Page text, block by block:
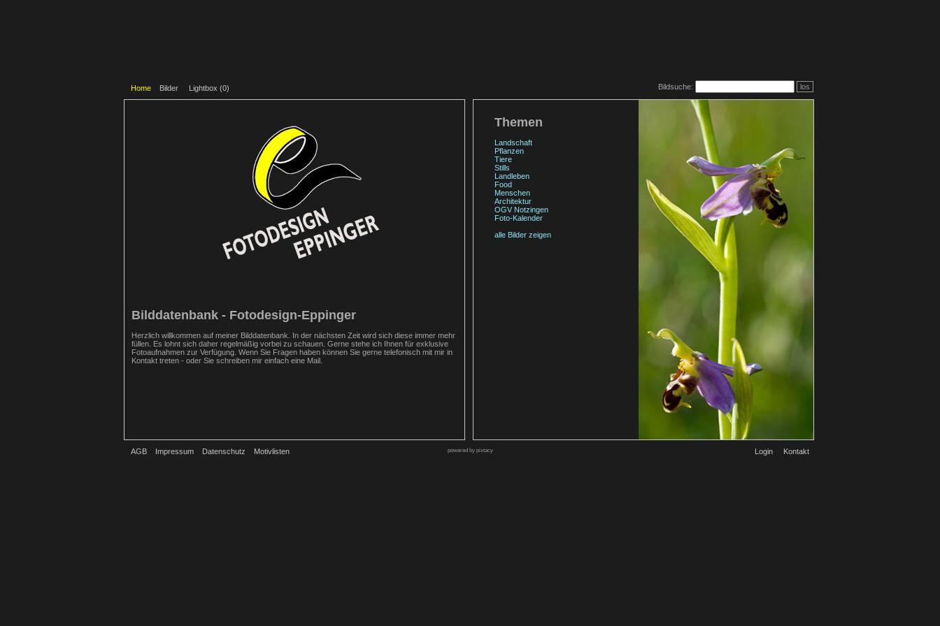
Home Bilder Lightbox (0) Bildsuche: los
AGB Impressum Datenschutz Motivlisten powered by pixtacy Login Kontakt
Bilddatenbank - Fotodesign-Eppinger
Herzlich willkommen auf meiner Bilddatenbank. In der nächsten Zeit wird sich diese immer mehr
füllen. Es lohnt sich daher regelmäßig vorbei zu schauen. Gerne stehe ich Ihnen für exklusive
Fotoaufnahmen zur Verfügung. Wenn Sie Fragen haben können Sie gerne telefonisch mit mir in
Kontakt treten - oder Sie schreiben mir einfach eine Mail.
Themen
Landschaft
Pflanzen
Tiere
Stills
Landleben
Food
Menschen
Architektur
OGV Notzingen
Foto-Kalender
alle Bilder zeigen